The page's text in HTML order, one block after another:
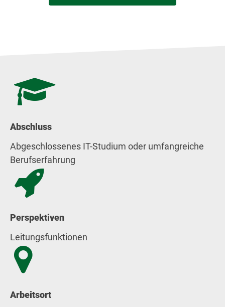
Abschluss
Abgeschlossenes IT-Studium oder umfangreiche
Berufserfahrung
Perspektiven
Leitungsfunktionen
Arbeitsort